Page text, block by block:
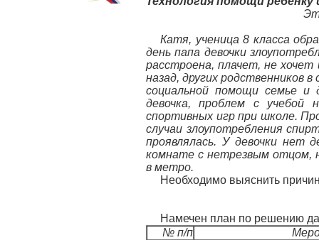
Катя, ученица 8 класса
день папа девочки
расстроена, плачет, не
назад, других родственников
социальной помощи семье и
девочка, проблем с учебой
спортивных игр при школе.
случаи злоупотребления
проявлялась. У девочки нет
комнате с нетрезвым отцом,
в метро.
Необходимо выяснить
Намечен план по решению
№ п/п